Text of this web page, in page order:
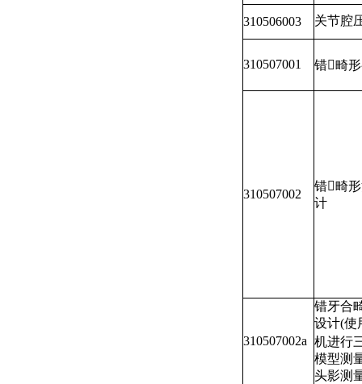
310506003 关节腔
310507001 错畸
310507002
错畸
计
310507002a
错牙合
设计(使
机进行
模型测
头影测